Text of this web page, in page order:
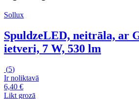
Sollux
SpuldzeLED, neitrāla, ar
ietveri, 7 W, 530 lm
(5)
Ir noliktavā
6,40 €
Likt grozā